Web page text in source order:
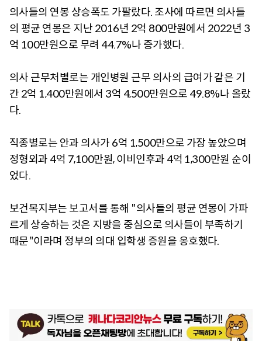
의사들의 연봉 상승폭도 가팔랐다. 조사에 따르면 의사들
의 평균 연봉은 지난 2016년 2억 800만원에서 2022년 3
억 100만원으로 무려 44.7%나 증가했다.
의사 근무처별로는 개인병원 근무 의사의 급여가 같은 기
간 2억 1,400만원에서 3억 4,500만원으로 49.8%나 올랐
다.
직종별로는 안과 의사가 6억 1,500만으로 가장 높았으며
정형외과 4억 7,100만원, 이비인후과 4억 1,300만원 순이
었다.
보건복지부는 보고서를 통해 "의사들의 평균 연봉이 가파
르게 상승하는 것은 지방을 중심으로 의사들이 부족하기
때문"이라며 정부의 의대 입학생 증원을 옹호했다.